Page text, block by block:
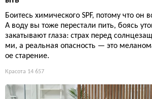
Боитесь химического SPF, потому что он
А воду вы тоже перестали пить, боясь
закатывают глаза: страх перед
ми, а реальная опасность — это
ое старение.
Красота 14 657